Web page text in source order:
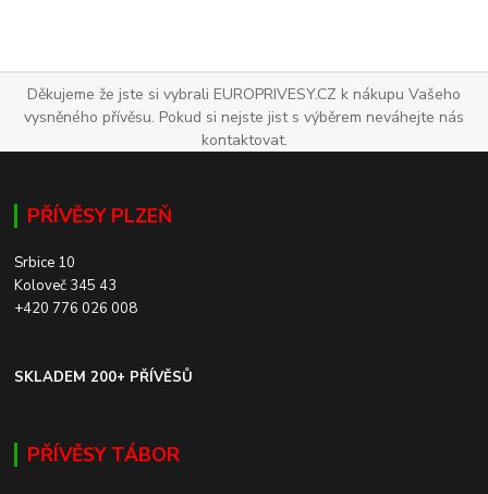
Děkujeme že jste si vybrali EUROPRIVESY.CZ k nákupu Vašeho
vysněného přívěsu. Pokud si nejste jist s výběrem neváhejte nás
kontaktovat.
PŘÍVĚSY PLZEŇ
Srbice 10
Koloveč 345 43
+420 776 026 008
SKLADEM 200+ PŘÍVĚSŮ
PŘÍVĚSY TÁBOR